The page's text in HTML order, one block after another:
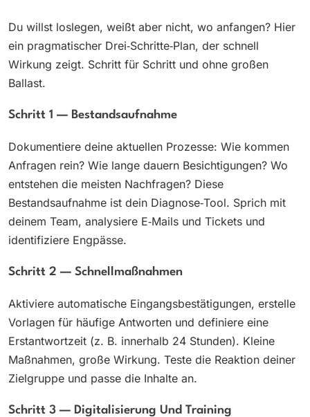
Du willst loslegen, weißt aber nicht, wo anfangen? Hier
ein pragmatischer Drei‑Schritte‑Plan, der schnell
Wirkung zeigt. Schritt für Schritt und ohne großen
Ballast.
Schritt 1 — Bestandsaufnahme
Dokumentiere deine aktuellen Prozesse: Wie kommen
Anfragen rein? Wie lange dauern Besichtigungen? Wo
entstehen die meisten Nachfragen? Diese
Bestandsaufnahme ist dein Diagnose‑Tool. Sprich mit
deinem Team, analysiere E‑Mails und Tickets und
identifiziere Engpässe.
Schritt 2 — Schnellmaßnahmen
Aktiviere automatische Eingangsbestätigungen, erstelle
Vorlagen für häufige Antworten und definiere eine
Erstantwortzeit (z. B. innerhalb 24 Stunden). Kleine
Maßnahmen, große Wirkung. Teste die Reaktion deiner
Zielgruppe und passe die Inhalte an.
Schritt 3 — Digitalisierung Und Training